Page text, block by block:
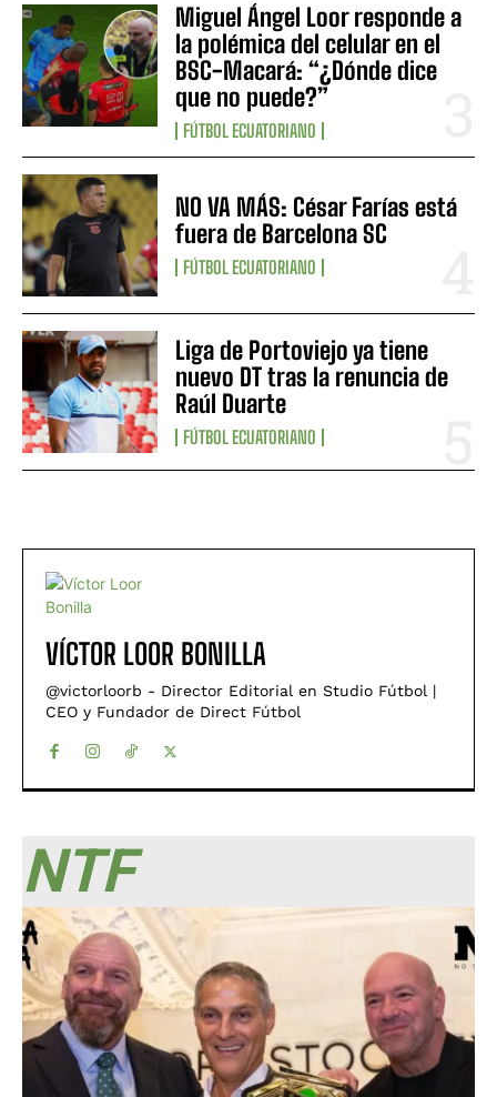
Miguel Ángel Loor responde a
la polémica del celular en el
BSC-Macará: “¿Dónde dice
que no puede?”
FÚTBOL ECUATORIANO
NO VA MÁS: César Farías está
fuera de Barcelona SC
FÚTBOL ECUATORIANO
Liga de Portoviejo ya tiene
nuevo DT tras la renuncia de
Raúl Duarte
FÚTBOL ECUATORIANO
VÍCTOR LOOR BONILLA
@victorloorb - Director Editorial en Studio Fútbol |
CEO y Fundador de Direct Fútbol
NTF